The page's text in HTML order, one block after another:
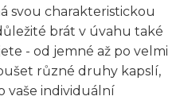
svou charakteristickou
brát v úvahu také
- od jemné až po velmi
různé druhy kapslí,
vaše individuální